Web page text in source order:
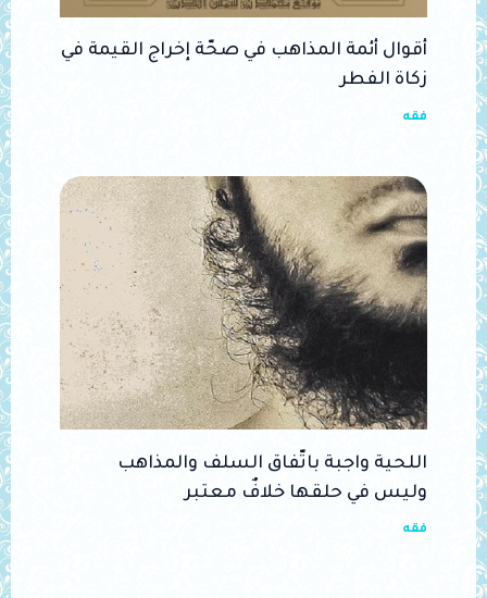
أقوال أئمة المذاهب في صحّة إخراج القيمة في
زكاة الفطر
فقه
اللحية واجبة باتّفاق السلف والمذاهب
وليس في حلقها خلافٌ معتبر
فقه